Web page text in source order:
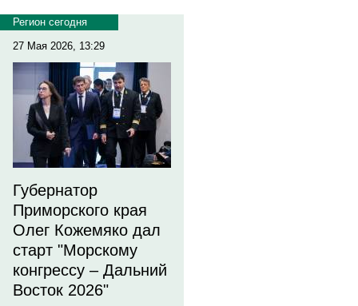
Регион сегодня
27 Мая 2026, 13:29
Губернатор
Приморского края
Олег Кожемяко дал
старт "Морскому
конгрессу – Дальний
Восток 2026"